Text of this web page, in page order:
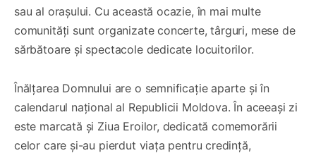
sau al orașului. Cu această ocazie, în mai multe
comunități sunt organizate concerte, târguri, mese de
sărbătoare și spectacole dedicate locuitorilor.
Înălțarea Domnului are o semnificație aparte și în
calendarul național al Republicii Moldova. În aceeași zi
este marcată și Ziua Eroilor, dedicată comemorării
celor care și-au pierdut viața pentru credință,